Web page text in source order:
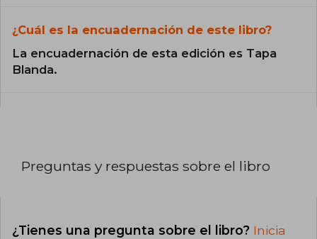
¿Cuál es la encuadernación de este libro?
La encuadernación de esta edición es Tapa
Blanda.
Preguntas y respuestas sobre el libro
¿Tienes una pregunta sobre el libro? Inicia